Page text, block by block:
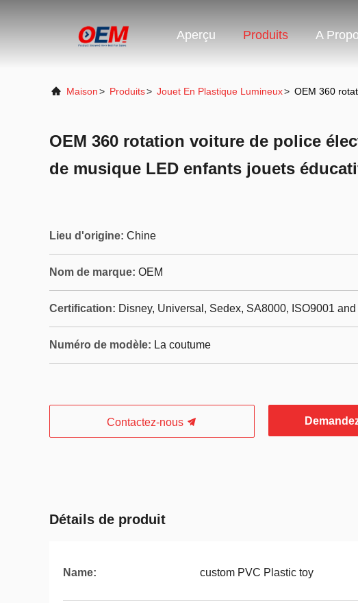
Aperçu Produits A
Maison> Produits> Jouet En Plastique Lumineux> OEM 360
OEM 360 rotation voiture de police
de musique LED enfants jouets
Lieu d'origine: Chine
Nom de marque: OEM
Certification: Disney, Universal, Sedex, SA8000, ISO9001 and
Numéro de modèle: La coutume
Contactez-nous
Détails de produit
Name: custom PVC Plastic toy